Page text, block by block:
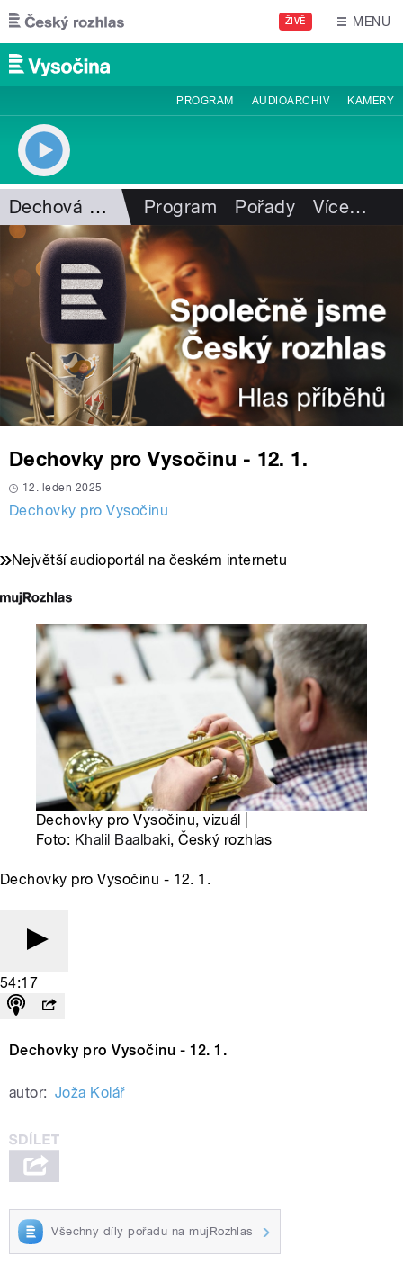
Přejít k hlavnímu obsahu
ŽIVĚ MENU
PROGRAM AUDIOARCHIV KAMERY
Dechová hudba Program Pořady Více…
Dechovky pro Vysočinu - 12. 1.
12. leden 2025
Dechovky pro Vysočinu
Největší audioportál na českém internetu
Dechovky pro Vysočinu, vizuál |
Foto: Khalil Baalbaki, Český rozhlas
Dechovky pro Vysočinu - 12. 1.
54:17
Dechovky pro Vysočinu - 12. 1.
autor: Joža Kolář
Všechny díly pořadu na mujRozhlas